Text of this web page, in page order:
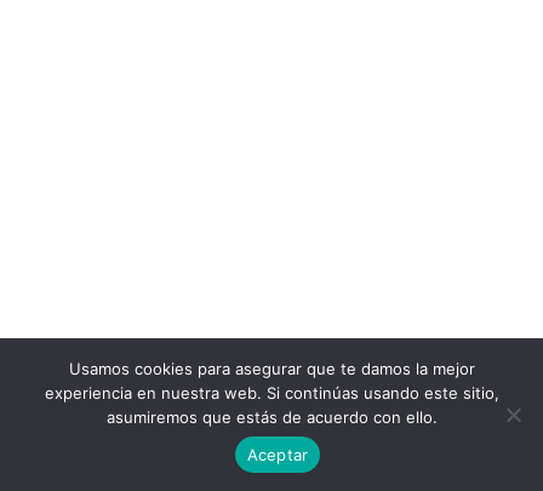
Usamos cookies para asegurar que te damos la mejor
experiencia en nuestra web. Si continúas usando este sitio,
asumiremos que estás de acuerdo con ello.
Aceptar